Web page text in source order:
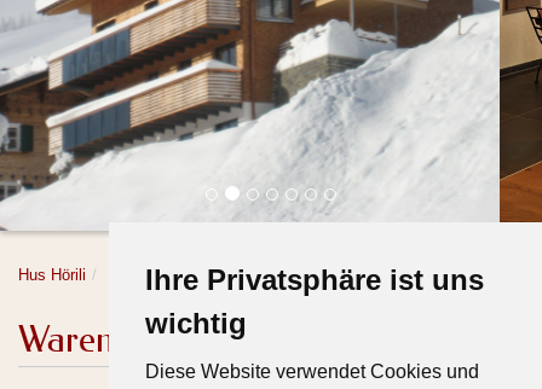
Ihre Privatsphäre ist uns
wichtig
Diese Website verwendet Cookies und
Hus Hörili Hus Hörili Warenkorb
Warenkorb